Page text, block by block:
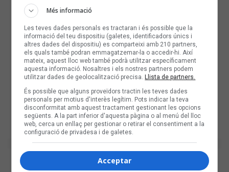
Més informació
Les teves dades personals es tractaran i és possible que la
informació del teu dispositiu (galetes, identificadors únics i
altres dades del dispositiu) es comparteixi amb 210 partners,
els quals també podran emmagatzemar-la o accedir-hi. Així
mateix, aquest lloc web també podrà utilitzar específicament
aquesta informació. Nosaltres i els nostres partners podem
utilitzar dades de geolocalització precisa.Llista de partners.
És possible que alguns proveïdors tractin les teves dades
personals per motius d'interès legítim. Pots indicar la teva
disconformitat amb aquest tractament gestionant les opcions
següents. A la part inferior d'aquesta pàgina o al menú del lloc
web, cerca un enllaç per gestionar o retirar el consentiment a la
configuració de privadesa i de galetes.
Acceptar